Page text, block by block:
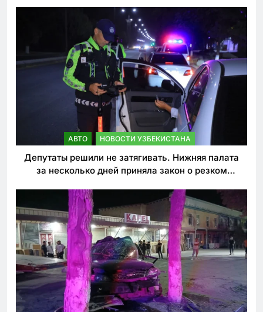
АВТО НОВОСТИ УЗБЕКИСТАНА
Депутаты решили не затягивать. Нижняя палата
за несколько дней приняла закон о резком